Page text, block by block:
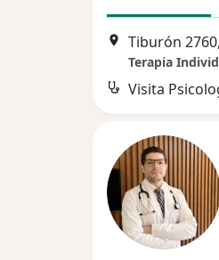
Tiburón
Terapia
Visita